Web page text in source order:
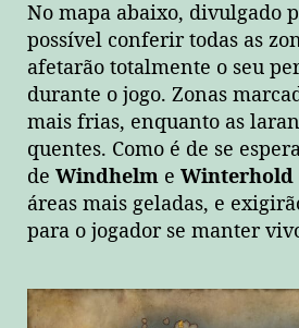
No mapa abaixo, divulgado
possível conferir todas as
afetarão totalmente o seu
durante o jogo. Zonas
mais frias, enquanto as
quentes. Como é de se
de Windhelm e Winterhold
áreas mais geladas, e
para o jogador se manter